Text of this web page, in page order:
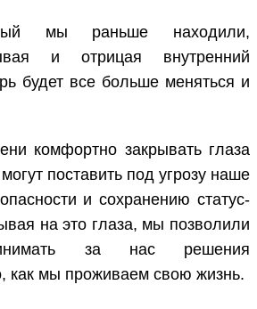
мы раньше находили,
и отрицая внутренний
будет все больше меняться и
комфортно закрывать глаза
поставить под угрозу наше
и сохранению статус-
на это глаза, мы позволили
за нас решения
как мы проживаем свою жизнь.